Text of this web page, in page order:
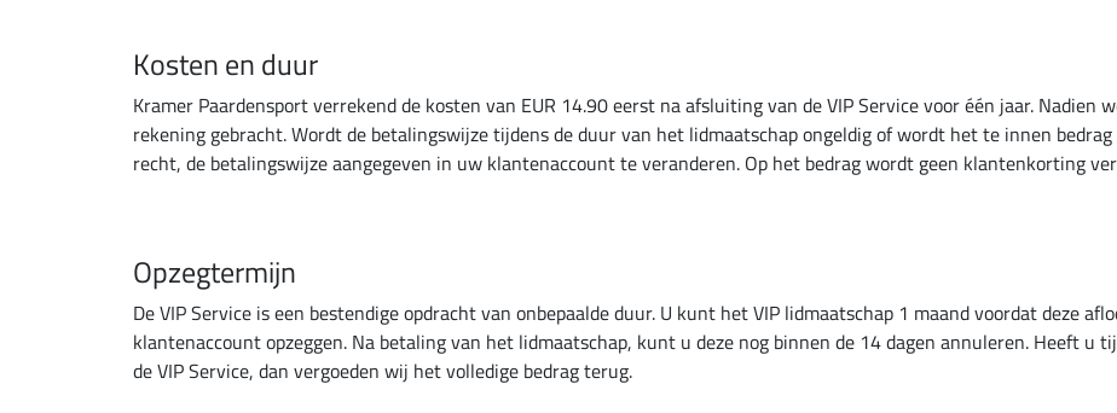
Kosten en duur
Kramer Paardensport verrekend de kosten van EUR 14.90 eerst na afsluiting van de VIP Service voor één jaar. Nadien
rekening gebracht. Wordt de betalingswijze tijdens de duur van het lidmaatschap ongeldig of wordt het te innen
recht, de betalingswijze aangegeven in uw klantenaccount te veranderen. Op het bedrag wordt geen klantenkorting
Opzegtermijn
De VIP Service is een bestendige opdracht van onbepaalde duur. U kunt het VIP lidmaatschap 1 maand voordat deze
klantenaccount opzeggen. Na betaling van het lidmaatschap, kunt u deze nog binnen de 14 dagen annuleren. Heeft u
de VIP Service, dan vergoeden wij het volledige bedrag terug.